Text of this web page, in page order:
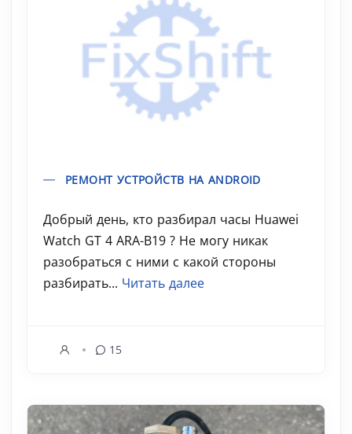
РЕМОНТ УСТРОЙСТВ НА ANDROID
Добрый день, кто разбирал часы Huawei
Watch GT 4 ARA-B19 ? Не могу никак
разобраться с ними с какой стороны
разбирать... Читать далее
15